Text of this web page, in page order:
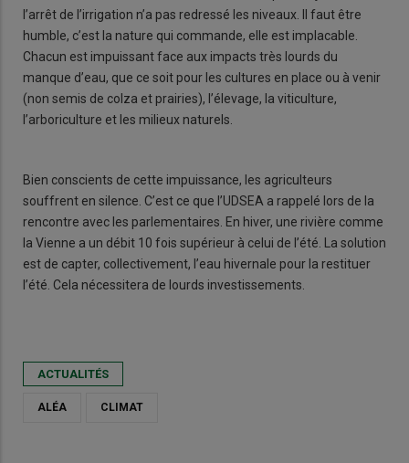
l’arrêt de l’irrigation n’a pas redressé les niveaux. Il faut être
humble, c’est la nature qui commande, elle est implacable.
Chacun est impuissant face aux impacts très lourds du
manque d’eau, que ce soit pour les cultures en place ou à venir
(non semis de colza et prairies), l’élevage, la viticulture,
l’arboriculture et les milieux naturels.
Bien conscients de cette impuissance, les agriculteurs
souffrent en silence. C’est ce que l’UDSEA a rappelé lors de la
rencontre avec les parlementaires. En hiver, une rivière comme
la Vienne a un débit 10 fois supérieur à celui de l’été. La solution
est de capter, collectivement, l’eau hivernale pour la restituer
l’été. Cela nécessitera de lourds investissements.
ACTUALITÉS
ALÉA CLIMAT